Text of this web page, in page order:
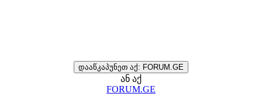
დააწკაპუნეთ აქ: FORUM.GE
ან აქ
FORUM.GE